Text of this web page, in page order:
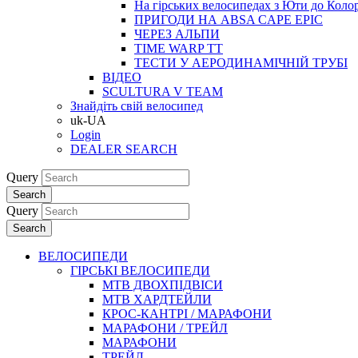
На гірських велосипедах з Юти до
ПРИГОДИ НА ABSA CAPE EPIC
ЧЕРЕЗ АЛЬПИ
TIME WARP TT
ТЕСТИ У АЕРОДИНАМІЧНІЙ ТРУБІ
ВІДЕО
SCULTURA V TEAM
Знайдіть свій велосипед
uk-UA
Login
DEALER SEARCH
Query
Search
Query
Search
ВЕЛОСИПЕДИ
ГІРСЬКІ ВЕЛОСИПЕДИ
MTB ДВОХПIДВIСИ
MTB ХАРДТЕЙЛИ
КРОС-КАНТРI / МАРАФОНИ
МАРАФОНИ / ТРЕЙЛ
МАРАФОНИ